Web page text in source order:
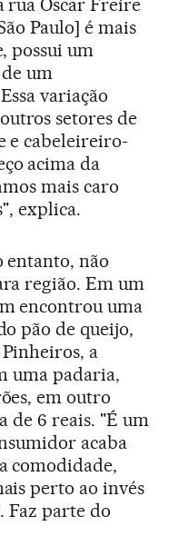
rua Oscar Freire
Paulo] é mais
possui um
um
variação
setores de
e cabeleireiro-
acima da
mais caro
explica.
entanto, não
região. Em um
encontrou uma
pão de queijo,
a
uma padaria,
em outro
de 6 reais. "É um
acaba
comodidade,
perto ao invés
Faz parte do